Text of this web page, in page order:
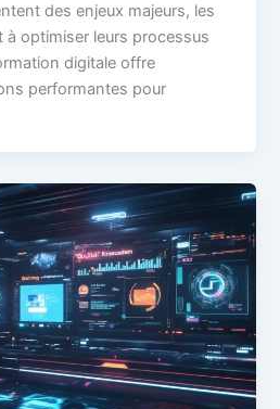
des enjeux majeurs, les
optimiser leurs processus
digitale offre
performantes pour